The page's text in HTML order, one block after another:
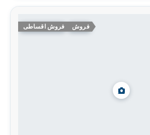
فروش فروش اقساطی